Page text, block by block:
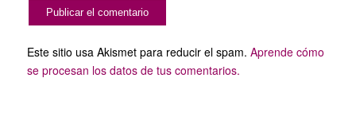
Este sitio usa Akismet para reducir el spam. Aprende cómo
se procesan los datos de tus comentarios.